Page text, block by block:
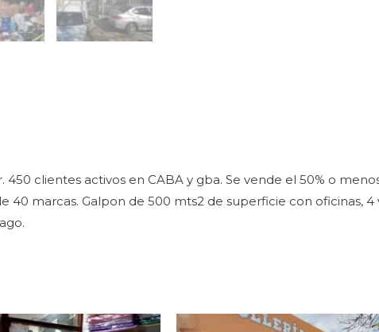
clientes activos en CABA y gba. Se vende el 50% o
40 marcas. Galpon de 500 mts2 de superficie con oficinas,